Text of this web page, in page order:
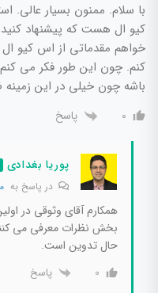
با سلام. ممنون بسیار عالی.
کیو ال هست که پیشنهاد
خواهم مقدماتی از اس کیو
کنم. چون این طور فکر می
باشه چون خیلی در این
0 پاسخ
پوریا بغدادی
در پاسخ به
همکارم آقای وثوقی در
بخش نظرات معرفی می
حال تدوین است.
0 پاسخ